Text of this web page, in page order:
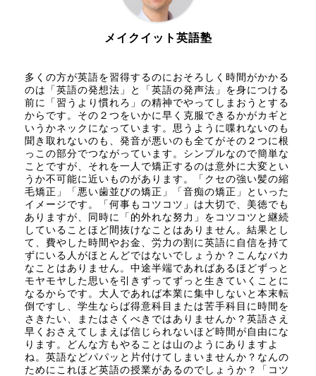
メイクイット英語塾
多くの方が英語を習得するのにおそろしく時間がかかる
のは「英語の発想法」と「英語の発声法」を身につける
前に「習うより慣れろ」の精神でやってしまおうとする
からです。その２つをいかに早く克服できるかがカギと
いうかネックになっています。思うように喋れないのも
聞き取れないのも、発音が悪いのも全てがその２つに根
っこの部分でつながっています。シンプルなので簡単な
ことですが、それを一人で矯正するのは意外に大変とい
うか不可能に近いものがあります。「クセの強い髪の縮
毛矯正」「悪い歯並びの矯正」「音痴の矯正」といった
イメージです。「何事もコツコツ」は大切で、美徳でも
ありますが、同時に「的外れな努力」をコツコツと継続
していることほど間抜けなことはありません。結果とし
て、費やした時間やお金、労力の割に英語に自信を持て
ずにいる人がほとんどではないでしょうか？こんなバカ
なことはありません。中途半端であればあるほどずっと
モヤモヤした思いを引きずってずっと生きていくことに
なるからです。大人であれば本業に集中しないと本末転
倒ですし、学生ならば得意科目または苦手科目に時間を
さきたい、またはさくべきではありませんか？英語さえ
早くおさえてしまえば信じられないほど時間が自由にな
ります。どんな方もやることは山のようにありますよ
ね。英語などパパッと片付けてしまいませんか？なんの
ためにこれほど英語の授業があるのでしょうか？「コツ